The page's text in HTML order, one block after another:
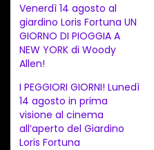
a
m
e
t
o
i
Venerdì 14 agosto al
giardino Loris Fortuna UN
GIORNO DI PIOGGIA A
NEW YORK di Woody
Allen!
I PEGGIORI GIORNI! Lunedì
14 agosto in prima
visione al cinema
all’aperto del Giardino
Loris Fortuna